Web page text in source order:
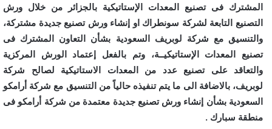
المشترك فى تصنيع المعدات الإستاتيكية بالجزائر من خلال ورش
التصنيع التابعة لشركة سونطراك او إنشاء ورش تصنيع جديدة مشتركة،
والتنسيق مع شركة لوبريف السعودية بشأن التعاون المشترك فى
تصنيع المعدات الإستاتيكيــة، وتم بالفعل إعتماد الورش المركزية
والتعاقد على تصنيع عدد من المعدات الاستاتيكية لصالح شركة
لوبريف، بالاضافة الى ما يتم تنفيذه حالياً من التنسيق مع شركة أرامكو
السعودية بشأن إنشاء ورش تصنيع جديدة معتمدة من شركة أرامكو فى
منطقة سبارك .